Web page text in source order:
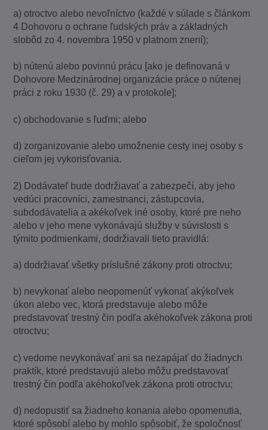
a) otroctvo alebo nevoľníctvo (každé v súlade s článkom
4 Dohovoru o ochrane ľudských práv a základných
slobôd zo 4. novembra 1950 v platnom znení);
b) nútenú alebo povinnú prácu [ako je definovaná v
Dohovore Medzinárodnej organizácie práce o nútenej
práci z roku 1930 (č. 29) a v protokole];
c) obchodovanie s ľuďmi; alebo
d) zorganizovanie alebo umožnenie cesty inej osoby s
cieľom jej vykorisťovania.
2) Dodávateľ bude dodržiavať a zabezpečí, aby jeho
vedúci pracovníci, zamestnanci, zástupcovia,
subdodávatelia a akékoľvek iné osoby, ktoré pre neho
alebo v jeho mene vykonávajú služby v súvislosti s
týmito podmienkami, dodržiavali tieto pravidlá:
a) dodržiavať všetky príslušné zákony proti otroctvu;
b) nevykonať alebo neopomenúť vykonať akýkoľvek
úkon alebo vec, ktorá predstavuje alebo môže
predstavovať trestný čin podľa akéhokoľvek zákona proti
otroctvu;
c) vedome nevykonávať ani sa nezapájať do žiadnych
praktík, ktoré predstavujú alebo môžu predstavovať
trestný čin podľa akéhokoľvek zákona proti otroctvu;
d) nedopustiť sa žiadneho konania alebo opomenutia,
ktoré spôsobí alebo by mohlo spôsobiť, že spoločnosť